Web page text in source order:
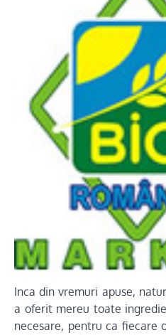
Inca din vremuri apuse,
a oferit mereu toate
necesare, pentru ca fiecare